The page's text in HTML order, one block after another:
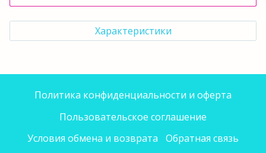
Характеристики
Политика конфиденциальности и оферта
Пользовательское соглашение
Условия обмена и возврата
Обратная связь